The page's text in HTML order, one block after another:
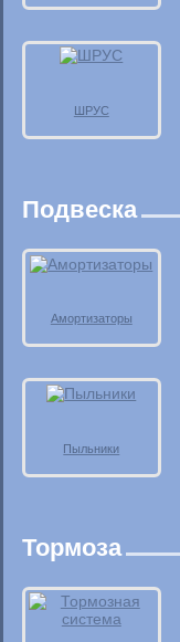
ШРУС
Подвеска
Амортизаторы
Пыльники
Тормоза